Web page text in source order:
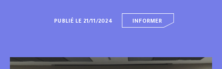
PUBLIÉ LE 21/11/2024 INFORMER